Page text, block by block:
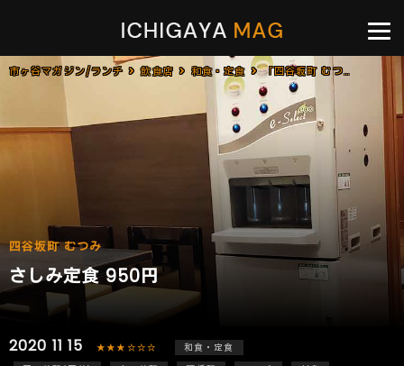
市ヶ谷マガジン/ランチ 飲食店 和食・定食 「四谷坂町 むつみ」で「さしみ定食(950円)」のランチ
四谷坂町 むつみ
さしみ定食 950円
2020 11 15 ★★★☆☆☆
和食・定食